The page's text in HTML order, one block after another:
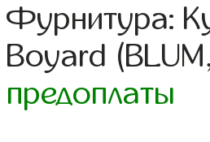
Фурнитура:
Boyard
предоплаты